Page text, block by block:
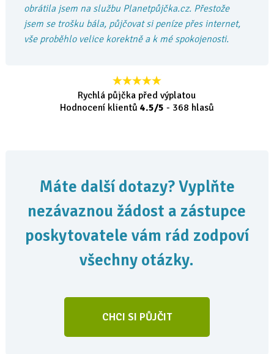
obrátila jsem na službu Planetpůjčka.cz. Přestože
jsem se trošku bála, půjčovat si peníze přes internet,
vše proběhlo velice korektně a k mé spokojenosti.
Rychlá půjčka před výplatou
Hodnocení klientů 4.5/5 - 368 hlasů
Máte další dotazy? Vyplňte
nezávaznou žádost a zástupce
poskytovatele vám rád zodpoví
všechny otázky.
CHCI SI PŮJČIT